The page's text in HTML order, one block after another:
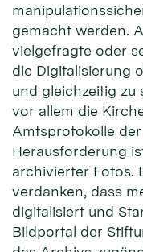
gemacht werden.
vielgefragte oder
die Digitalisierung
und gleichzeitig zu
vor allem die
Amtsprotokolle
Herausforderung
archivierter Fotos.
verdanken, dass
digitalisiert und
Bildportal der